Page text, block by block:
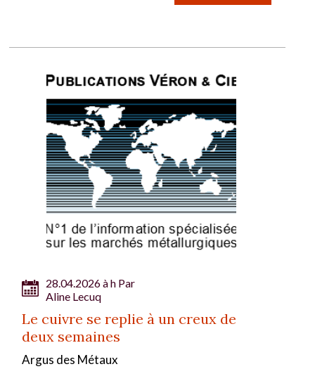
28.04.2026 à h Par
Aline Lecuq
Le cuivre se replie à un creux de
deux semaines
Argus des Métaux